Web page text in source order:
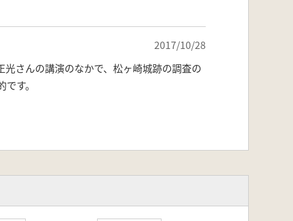
2017/10/28
さんの講演のなかで、松ヶ崎城跡の調査の
す。